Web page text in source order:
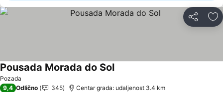
Deli
Pozada
Pousada Morada do SolPogledaj cene
9,4 Odlično 345 Centar grada: udaljenost 3.4 km